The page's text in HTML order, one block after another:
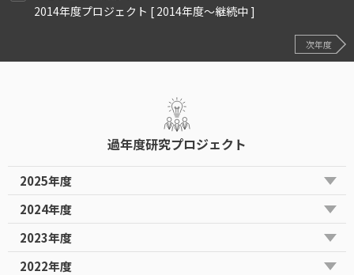
2014年度プロジェクト [ 2014年度〜継続中 ]
次年度
過年度研究プロジェクト
2025年度
2024年度
2023年度
2022年度